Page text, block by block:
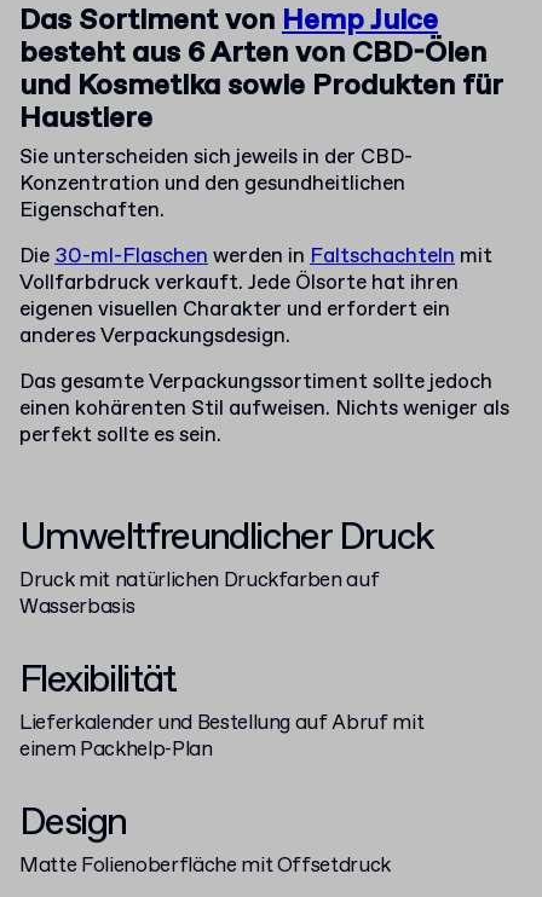
Das Sortiment von Hemp Juice
besteht aus 6 Arten von CBD-Ölen
und Kosmetika sowie Produkten für
Haustiere
Sie unterscheiden sich jeweils in der CBD-
Konzentration und den gesundheitlichen
Eigenschaften.
Die30-ml-Flaschenwerden in Faltschachteln mit
Vollfarbdruck verkauft. Jede Ölsorte hat ihren
eigenen visuellen Charakter und erfordert ein
anderes Verpackungsdesign.
Das gesamte Verpackungssortiment sollte jedoch
einen kohärenten Stil aufweisen. Nichts weniger als
perfekt sollte es sein.
Umweltfreundlicher Druck
Druck mit natürlichen Druckfarben auf
Wasserbasis
Flexibilität
Lieferkalender und Bestellung auf Abruf mit
einem Packhelp-Plan
Design
Matte Folienoberfläche mit Offsetdruck